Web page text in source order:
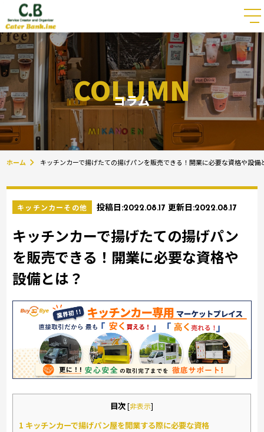
COLUMN
コラム
ホーム キッチンカーで揚げたての揚げパンを販売できる！開業に必要な資格や設備
キッチンカーその他 投稿日:2022.08.17 更新日:2022.08.17
キッチンカーで揚げたての揚げパン
を販売できる！開業に必要な資格や
設備とは？
目次[非表示]
1 キッチンカーで揚げパン屋を開業する際に必要な資格